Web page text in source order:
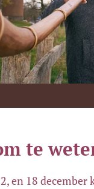
te
en 18 december